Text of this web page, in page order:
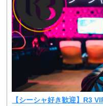
【シーシャ好き歓迎】R3